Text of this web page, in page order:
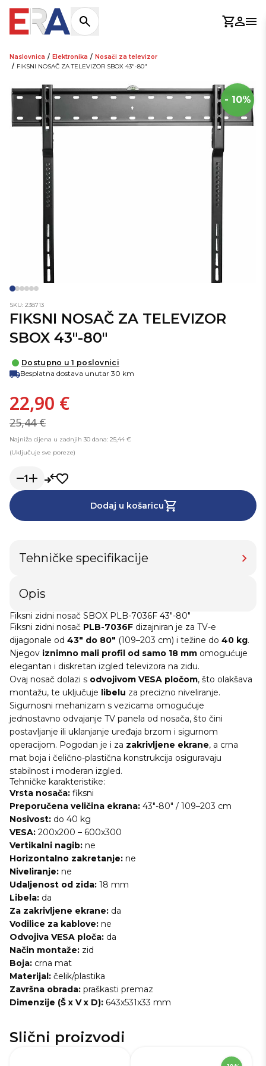
Košarica
Naslovnica / Elektronika / Nosači za televizor
/ FIKSNI NOSAČ ZA TELEVIZOR SBOX 43"-80"
- 10%
SKU: 238713
FIKSNI NOSAČ ZA TELEVIZOR
SBOX 43"-80"
Dostupno u 1 poslovnici
Besplatna dostava unutar 30 km
22,90 €
25,44 €
Najniža cijena u zadnjih 30 dana: 25,44 €
(Uključuje sve poreze)
1
Dodaj u košaricu
Tehničke specifikacije
Opis
Fiksni zidni nosač SBOX PLB-7036F 43"-80"
Fiksni zidni nosač PLB-7036F dizajniran je za TV-e
dijagonale od 43" do 80" (109–203 cm) i težine do 40 kg.
Njegov iznimno mali profil od samo 18 mm omogućuje
elegantan i diskretan izgled televizora na zidu.
Ovaj nosač dolazi s odvojivom VESA pločom, što olakšava
montažu, te uključuje libelu za precizno niveliranje.
Sigurnosni mehanizam s vezicama omogućuje
jednostavno odvajanje TV panela od nosača, što čini
postavljanje ili uklanjanje uređaja brzom i sigurnom
operacijom. Pogodan je i za zakrivljene ekrane, a crna
mat boja i čelično-plastična konstrukcija osiguravaju
stabilnost i moderan izgled.
Tehničke karakteristike:
Vrsta nosača: fiksni
Preporučena veličina ekrana: 43"-80" / 109–203 cm
Nosivost: do 40 kg
VESA: 200x200 – 600x300
Vertikalni nagib: ne
Horizontalno zakretanje: ne
Niveliranje: ne
Udaljenost od zida: 18 mm
Libela: da
Za zakrivljene ekrane: da
Vodilice za kablove: ne
Odvojiva VESA ploča: da
Način montaže: zid
Boja: crna mat
Materijal: čelik/plastika
Završna obrada: praškasti premaz
Dimenzije (Š x V x D): 643x531x33 mm
Slični proizvodi
270668